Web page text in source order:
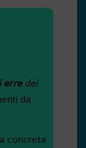
erredei
da
concreta